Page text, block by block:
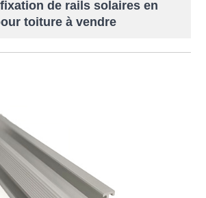
de rails solaires en
toiture à vendre